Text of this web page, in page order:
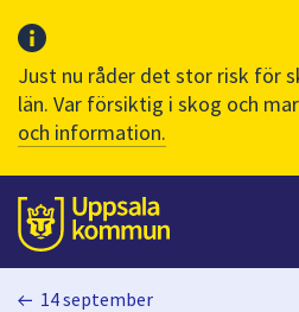
Just nu råder det stor risk för
län. Var försiktig i skog och
och information.
Till sidans
huvudinnehåll
14 september